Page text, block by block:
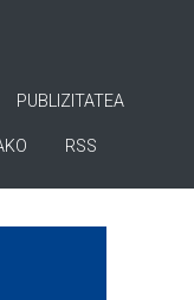
PUBLIZITATEA
RSS